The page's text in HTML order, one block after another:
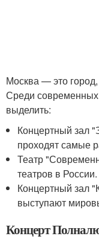
Москва — это город,
Среди
выделить:
Концертный зал
проходят самые
Театр
театров в России.
Концертный зал
выступают
Концерт